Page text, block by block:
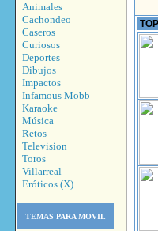
Animales
Cachondeo
Caseros
Curiosos
Deportes
Dibujos
Impactos
Infamous Mobb
Karaoke
Música
Retos
Television
Toros
Villarreal
Eróticos (X)
TEMAS PARA MOVIL